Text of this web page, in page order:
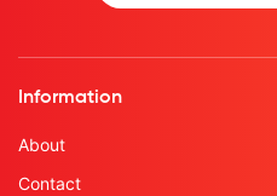
Information
About
Contact